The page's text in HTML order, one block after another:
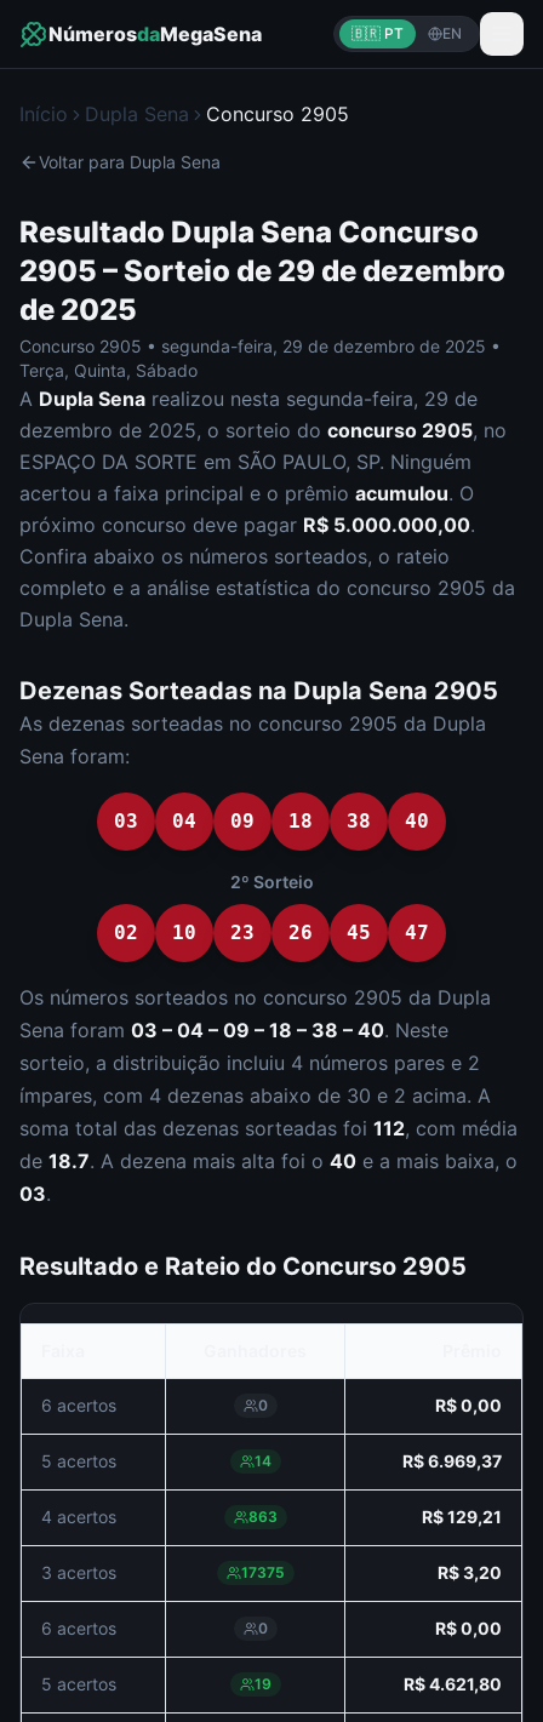
NúmerosdaMegaSena 🇧🇷 PT EN
Início Dupla Sena Concurso 2905
Voltar para Dupla Sena
Resultado Dupla Sena Concurso
2905 – Sorteio de 29 de dezembro
de 2025
Concurso 2905 • segunda-feira, 29 de dezembro de 2025 •
Terça, Quinta, Sábado
A Dupla Sena realizou nesta segunda-feira, 29 de
dezembro de 2025, o sorteio do concurso 2905, no
ESPAÇO DA SORTE em SÃO PAULO, SP. Ninguém
acertou a faixa principal e o prêmio acumulou. O
próximo concurso deve pagar R$ 5.000.000,00.
Confira abaixo os números sorteados, o rateio
completo e a análise estatística do concurso 2905 da
Dupla Sena.
Dezenas Sorteadas na Dupla Sena 2905
As dezenas sorteadas no concurso 2905 da Dupla
Sena foram:
03 04 09 18 38 40
2º Sorteio
02 10 23 26 45 47
Os números sorteados no concurso 2905 da Dupla
Sena foram 03 – 04 – 09 – 18 – 38 – 40. Neste
sorteio, a distribuição incluiu 4 números pares e 2
ímpares, com 4 dezenas abaixo de 30 e 2 acima. A
soma total das dezenas sorteadas foi 112, com média
de 18.7. A dezena mais alta foi o 40 e a mais baixa, o
03.
Resultado e Rateio do Concurso 2905
6 acertos 0 R$ 0,00
5 acertos 14 R$ 6.969,37
4 acertos 863 R$ 129,21
3 acertos 17375 R$ 3,20
6 acertos 0 R$ 0,00
5 acertos 19 R$ 4.621,80